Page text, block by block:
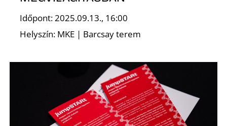
Időpont: 2025.09.13., 16:00
Helyszín: MKE | Barcsay terem